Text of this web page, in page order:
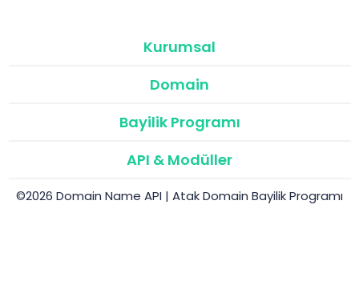
Kurumsal
Domain
Bayilik Programı
API & Modüller
©2026 Domain Name API | Atak Domain Bayilik Programı